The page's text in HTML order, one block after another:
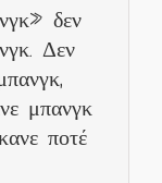
δεν
Δεν
μπανγκ
ποτέ